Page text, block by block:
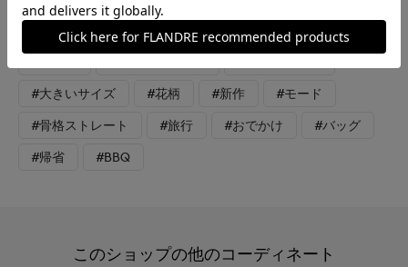
#ニット #パンツ #リラックス #休日
#大きいサイズ #花柄 #新作 #モード
#骨格ストレート #旅行 #おでかけ #バッグ
#帰省 #BBQ
このショップの他のコーディネート